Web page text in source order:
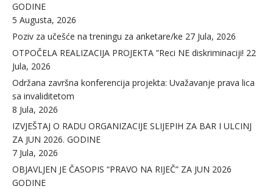
GODINE
5 Augusta, 2026
Poziv za učešće na treningu za anketare/ke 27 Jula, 2026
OTPOČELA REALIZACIJA PROJEKTA ”Reci NE diskriminaciji! 22
Jula, 2026
Održana završna konferencija projekta: Uvažavanje prava lica
sa invaliditetom
8 Jula, 2026
IZVJEŠTAJ O RADU ORGANIZACIJE SLIJEPIH ZA BAR I ULCINJ
ZA JUN 2026. GODINE
7 Jula, 2026
OBJAVLJEN JE ČASOPIS “PRAVO NA RIJEČ” ZA JUN 2026
GODINE